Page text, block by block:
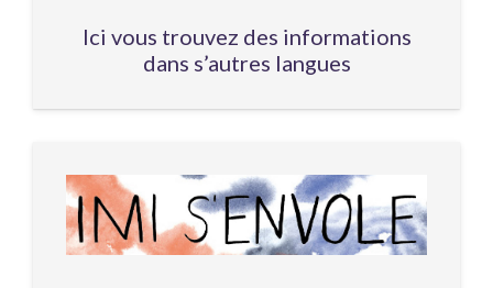
Ici vous trouvez des informations
dans s’autres langues